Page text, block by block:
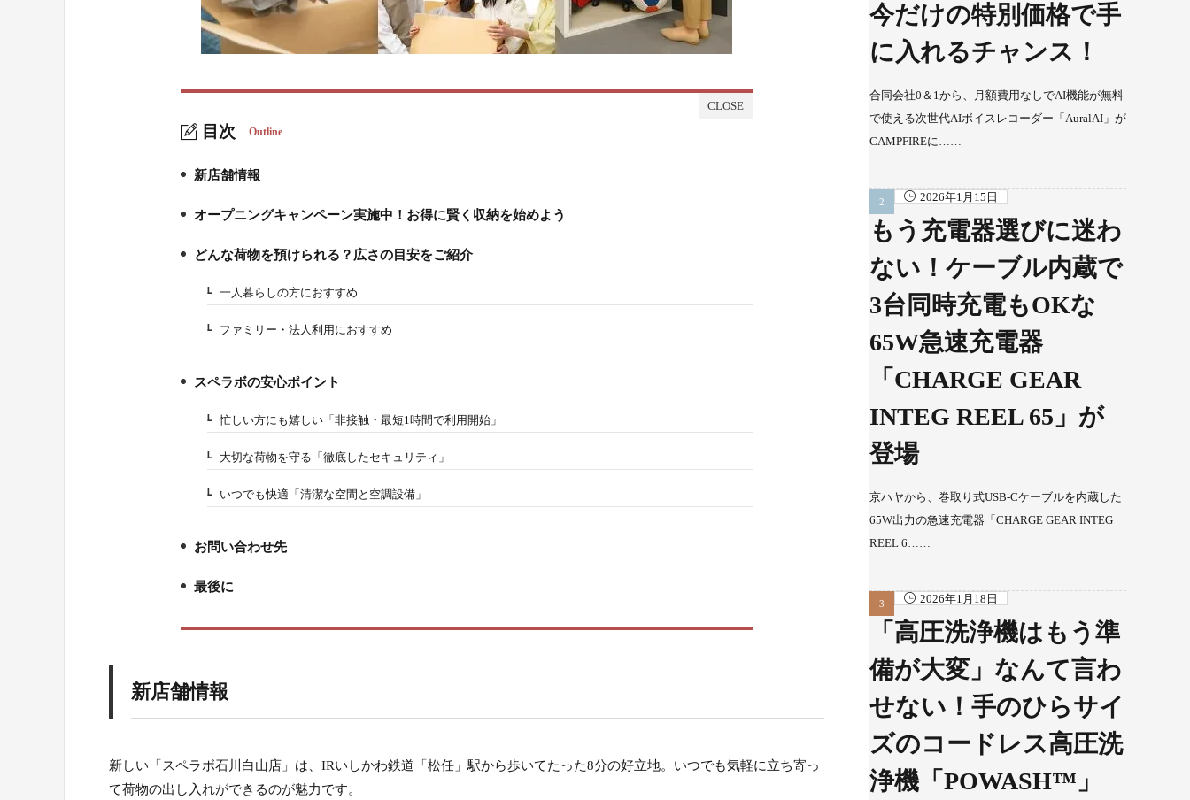
目次 Outline
1.
新店舗情報
オープニングキャンペーン実施中！お得に賢く収納を始めよう
どんな荷物を預けられる？広さの目安をご紹介
3-1.一人暮らしの方におすすめ
3-2.ファミリー・法人利用におすすめ
4.
スペラボの安心ポイント
4-1.忙しい方にも嬉しい「非接触・最短1時間で利用開始」
4-2.大切な荷物を守る「徹底したセキュリティ」
4-3.いつでも快適「清潔な空間と空調設備」
5.
お問い合わせ先
6.
最後に
新店舗情報
新しい「スペラボ石川白山店」は、IRいしかわ鉄道「松任」駅から歩いてたった8分の好立地。いつでも気軽に立ち寄っ
て荷物の出し入れができるのが魅力です。
今だけの特別価格で手
に入れるチャンス！
合同会社0＆1から、月額費用なしでAI機能が無料
で使える次世代AIボイスレコーダー「AuralAI」が
CAMPFIREに……
2026年1月15日
もう充電器選びに迷わ
ない！ケーブル内蔵で
3台同時充電もOKな
65W急速充電器
「CHARGE GEAR
INTEG REEL 65」が
登場
京ハヤから、巻取り式USB-Cケーブルを内蔵した
65W出力の急速充電器「CHARGE GEAR INTEG
REEL 6……
2026年1月18日
「高圧洗浄機はもう準
備が大変」なんて言わ
せない！手のひらサイ
ズのコードレス高圧洗
浄機「POWASH™」